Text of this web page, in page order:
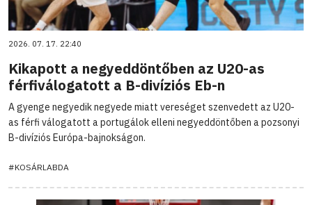
2026. 07. 17. 22:40
Kikapott a negyeddöntőben az U20-as
férfiválogatott a B-divíziós Eb-n
A gyenge negyedik negyede miatt vereséget szenvedett az U20-
as férfi válogatott a portugálok elleni negyeddöntőben a pozsonyi
B-divíziós Európa-bajnokságon.
#KOSÁRLABDA